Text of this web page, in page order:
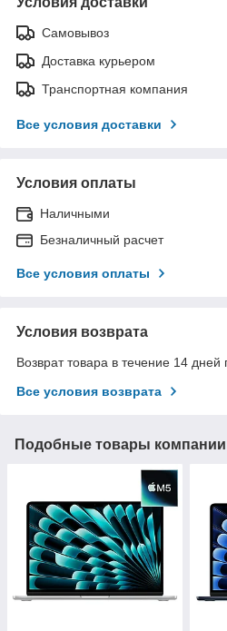
Самовывоз
Доставка курьером
Транспортная компания
Все условия доставки
Условия оплаты
Наличными
Безналичный расчет
Все условия оплаты
Условия возврата
Возврат товара в течение 14 дней
Все условия возврата
Подобные товары компании